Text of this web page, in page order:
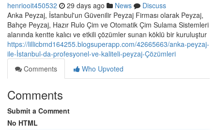
henriooit450532 29 days ago News
Discuss
Anka Peyzaj, İstanbul'un Güvenilir Peyzaj Firması olarak Peyzaj,
Bahçe Peyzaj, Hazır Rulo Çim ve Otomatik Çim Sulama Sistemleri
alanında kentte kalıcı ve etkili çözümler sunan köklü bir kuruluştur
https://lillicbmd164255.blogsuperapp.com/42665663/anka-peyzaj-
ile-İstanbul-da-profesyonel-ve-kaliteli-peyzaj-Çözümleri
Comments
Who Upvoted
Comments
Submit a Comment
No HTML